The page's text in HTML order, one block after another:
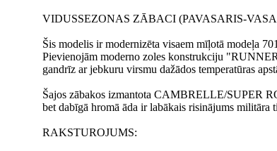
VIDUSSEZONAS ZĀBACI (PAVASARIS-
Šis modelis ir modernizēta visaem mīļotā modeļa
Pievienojām moderno zoles konstrukciju
gandrīz ar jebkuru virsmu dažādos temperatūras
Šajos zābakos izmantota CAMBRELLE/SUPER
bet dabīgā hromā āda ir labākais risinājums militāra
RAKSTUROJUMS: